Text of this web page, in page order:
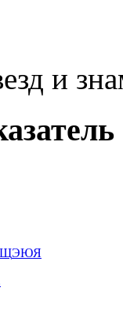
и
ЩЭЮЯ